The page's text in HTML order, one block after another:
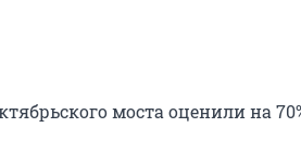
моста оценили на